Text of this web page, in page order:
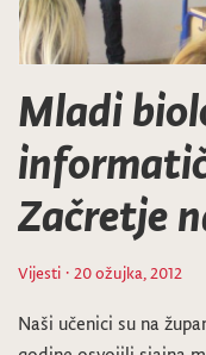
Mladi
Začretje
Vijesti · 20 ožujka, 2012
Naši učenici su na